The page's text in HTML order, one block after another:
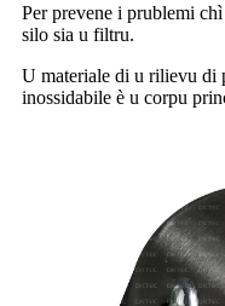
Per prevene i prublemi
silo sia u filtru.
U materiale di u rilievu di
inossidabile è u corpu